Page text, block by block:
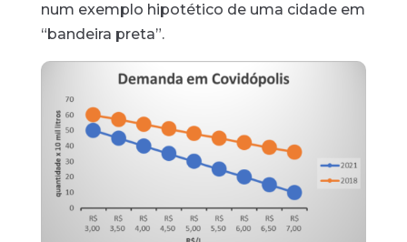
num exemplo hipotético de uma cidade em
“bandeira preta”.